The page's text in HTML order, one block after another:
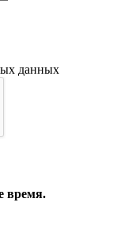
данных
время.